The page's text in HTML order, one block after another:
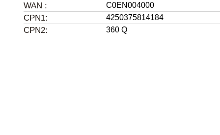
WAN : C0EN004000
CPN1: 4250375814184
CPN2: 360 Q